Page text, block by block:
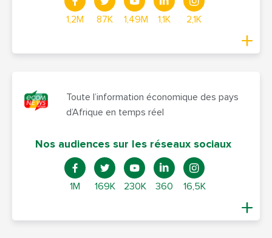
1,2M 87K 1,49M 1,1K 2,1K
Toute l’information économique des pays
d’Afrique en temps réel
Nos audiences sur les réseaux sociaux
1M 169K 230K 360 16,5K